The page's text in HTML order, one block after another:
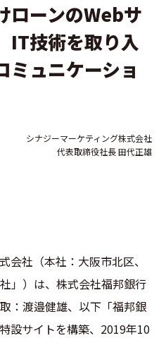
ローンのWebサ
技術を取り入
ミュニケーショ
シナジーマーケティング株式会社
代表取締役社長 田代正雄
会社（本社：大阪市北区、
」）は、株式会社福邦銀行
：渡邉健雄、以下「福邦銀
設サイトを構築、2019年10